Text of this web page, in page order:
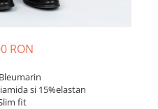
RON
si 15%elastan
fit